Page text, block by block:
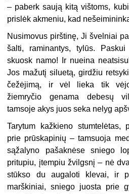
– paberk saują kitą vištoms,
prislėk akmeniu, kad
Nusimovus pirštinę, Ji švelniai
šalti, raminantys, tylūs.
skuosk namo! Ir nueina
Jos mažutį siluetą, girdžiu
čežėjimą, ir vėl lieka tik
žiemryčio genama debesų
tamsoje akys juos seka nelyg
Tarytum kažkieno stumtelėtas,
prie prūskapinių – tamsuoja
sąžalyno pašaknėse sniego
pritupiu, įtempiu žvilgsnį – nė
stūkso du augaloti klevai, ir
marškiniai, sniego juosta prie